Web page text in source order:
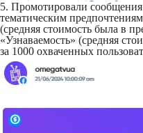
5. Промотировали
тематическим
(средняя стоимость была в
«Узнаваемость» (средняя
за 1000 охваченных